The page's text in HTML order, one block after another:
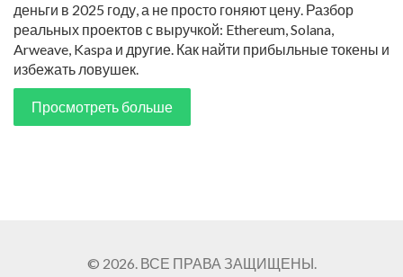
деньги в 2025 году, а не просто гоняют цену. Разбор
реальных проектов с выручкой: Ethereum, Solana,
Arweave, Kaspa и другие. Как найти прибыльные токены и
избежать ловушек.
Просмотреть больше
© 2026. ВСЕ ПРАВА ЗАЩИЩЕНЫ.